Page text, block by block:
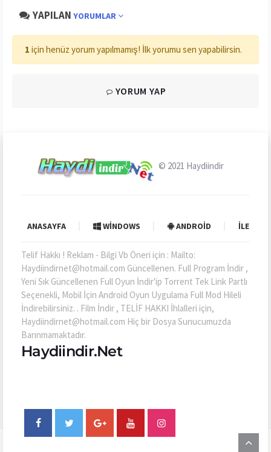
YAPILAN YORUMLAR
1 için henüz yorum yapılmamış! İlk yorumu sen yapabilirsin.
YORUM YAP
© 2021 Haydiindir
ANASAYFA WINDOWS ANDROID İLETIŞIM
Telif Hakkı ! Reklam - Bilgi Vb Öneri için : Mailto:
Haydiindirnet@hotmail.com Güncellenen. Full Program İndir ,
Yeni Sık Güncellenen Full Oyun İndir'ip Torrent Tek Link Partlı
Seçenekli, Mobil İçin Android Oyun Uygulama Full Mod Hileli
İndirebilirsiniz. . Film İndir , TELİF HAKKI İhlalleri için,
Haydiindirnet@hotmail.com Hiç bir Dosya Sunucumuzda
Barınmamaktadır.
Haydiindir.Net